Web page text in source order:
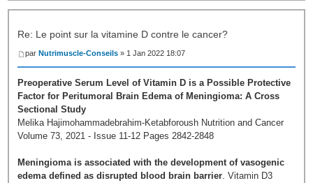
Re: Le point sur la vitamine D contre le cancer?
par Nutrimuscle-Conseils » 1 Jan 2022 18:07
Preoperative Serum Level of Vitamin D is a Possible Protective
Factor for Peritumoral Brain Edema of Meningioma: A Cross
Sectional Study
Melika Hajimohammadebrahim-Ketabforoush Nutrition and Cancer
Volume 73, 2021 - Issue 11-12 Pages 2842-2848
Meningioma is associated with the development of vasogenic
edema defined as disrupted blood brain barrier. Vitamin D3